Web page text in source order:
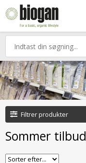
Filtrer produkter
Sommer tilbud